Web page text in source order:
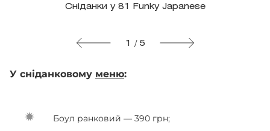
Сніданки у 81 Funky Japanese
1 / 5
У сніданковому меню:
Боул ранковий — 390 грн;